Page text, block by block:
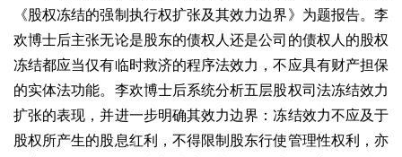
《股权冻结的强制执行权扩张及其效力边界》为题报告。李
欢博士后主张无论是股东的债权人还是公司的债权人的股权
冻结都应当仅有临时救济的程序法效力，不应具有财产担保
的实体法功能。李欢博士后系统分析五层股权司法冻结效力
扩张的表现，并进一步明确其效力边界：冻结效力不应及于
股权所产生的股息红利，不得限制股东行使管理性权利，亦